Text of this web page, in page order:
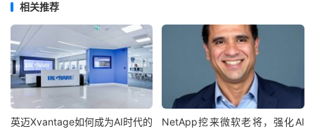
相关推荐
英迈Xvantage如何成为AI时代的
NetApp挖来微软老将，强化AI